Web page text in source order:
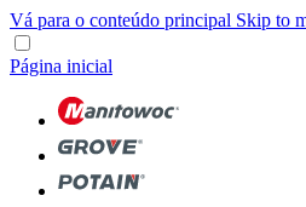
Vá para o conteúdo principal Skip to
Página inicial